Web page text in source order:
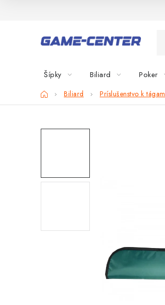
Šípky Biliard Poker
DomovBiliard Príslušenstvo k tágam